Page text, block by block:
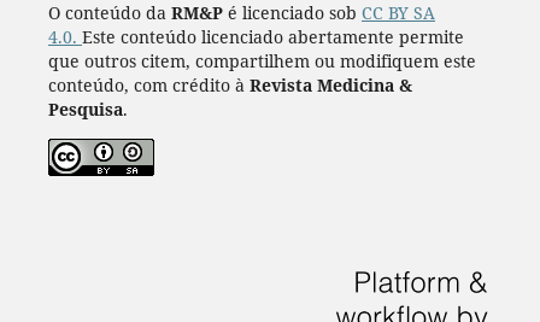
O conteúdo da RM&Pé licenciado sob CC BY SA
4.0. Este conteúdo licenciado abertamente permite
que outros citem, compartilhem ou modifiquem este
conteúdo, com crédito à Revista Medicina &
Pesquisa.